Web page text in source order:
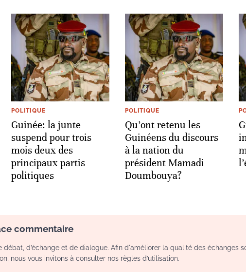
POLITIQUE
Guinée: la junte
suspend pour trois
mois deux des
principaux partis
politiques
POLITIQUE
Qu’ont retenu les
Guinéens du discours
à la nation du
président Mamadi
Doumbouya?
commentaire
débat, d’échange et de dialogue. Afin d'améliorer la qualité des échanges
nous vous invitons à consulter nos règles d’utilisation.